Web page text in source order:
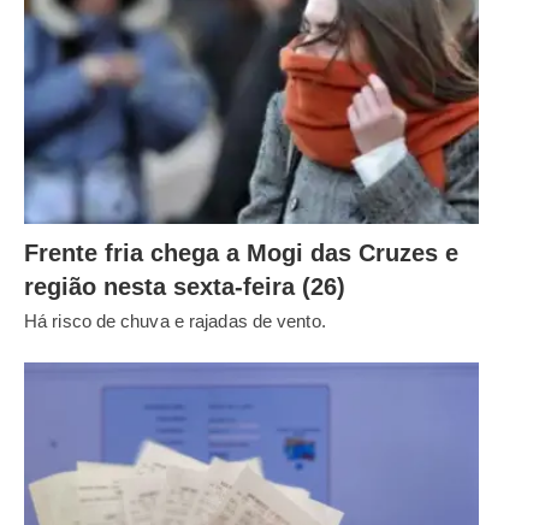
Frente fria chega a Mogi das Cruzes e
região nesta sexta-feira (26)
Há risco de chuva e rajadas de vento.